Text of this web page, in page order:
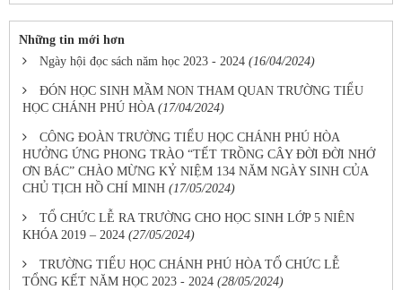
Những tin mới hơn
Ngày hội đọc sách năm học 2023 - 2024 (16/04/2024)
ĐÓN HỌC SINH MẦM NON THAM QUAN TRƯỜNG TIỂU
HỌC CHÁNH PHÚ HÒA (17/04/2024)
CÔNG ĐOÀN TRƯỜNG TIỂU HỌC CHÁNH PHÚ HÒA
HƯỞNG ỨNG PHONG TRÀO “TẾT TRỒNG CÂY ĐỜI ĐỜI NHỚ
ƠN BÁC” CHÀO MỪNG KỶ NIỆM 134 NĂM NGÀY SINH CỦA
CHỦ TỊCH HỒ CHÍ MINH (17/05/2024)
TỔ CHỨC LỄ RA TRƯỜNG CHO HỌC SINH LỚP 5 NIÊN
KHÓA 2019 – 2024 (27/05/2024)
TRƯỜNG TIỂU HỌC CHÁNH PHÚ HÒA TỔ CHỨC LỄ
TỔNG KẾT NĂM HỌC 2023 - 2024 (28/05/2024)